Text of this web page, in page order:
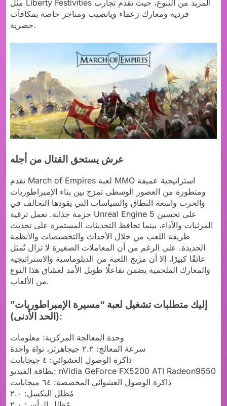
مثل Liberty Festivities المزيد من التنوع، حيث تقدم تجارب
فردية ومعارك زعماء ويانصيب ومتاجر خاصة بمكافآت
حصرية.
عرش يستحق القتال من أجله
تقدم March of Empires لعبة MMO استراتيجية عميقة
ومتطورة من العصور الوسطى تمزج بين بناء الإمبراطوريات
والحرب واسعة النطاق والسياسات التي يقودها التحالف في
حزمة جذابة. تعمل ترقية Unreal Engine 5 على تحسين
المرئيات والأداء، بينما تحافظ التحديثات المستمرة على تحديث
طريقة اللعب من خلال الأحداث والتخصيصات والأنظمة
الجديدة. على الرغم من أن المعاملات الصغيرة لا تزال تُمثل
عائقًا كبيرًا، إلا أن مزيج اللعبة من الدبلوماسية والاستراتيجية
والمعارك الملحمية يضمن تفاعلًا طويل الأمد لعشاق هذا النوع
من الألعاب.
إليك متطلبات تشغيل لعبة “مسيرة الإمبراطوريات”
(الحد الأدنى):
وحدة المعالجة المركزية: معلومات
سرعة المعالج: ٢.٢ جيجاهرتز، نواة واحدة
ذاكرة الوصول العشوائي: ٤ جيجابايت
بطاقة الفيديو: nVidia GeForce FX5200 ATI Radeon9550
ذاكرة الوصول العشوائي المخصصة: ٦٤ ميجابايت
مُظلل البكسل: ٢.٠